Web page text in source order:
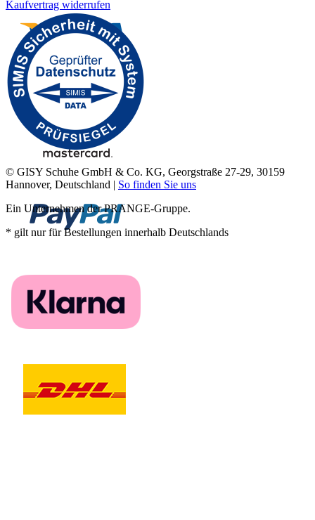
Kaufvertrag widerrufen
© GISY Schuhe GmbH & Co. KG, Georgstraße 27-29, 30159
Hannover, Deutschland | So finden Sie uns
Ein Unternehmen der PRANGE-Gruppe.
* gilt nur für Bestellungen innerhalb Deutschlands